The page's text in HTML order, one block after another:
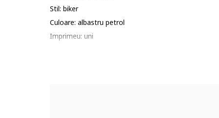
Stil: biker
Culoare: albastru petrol
Imprimeu: uni